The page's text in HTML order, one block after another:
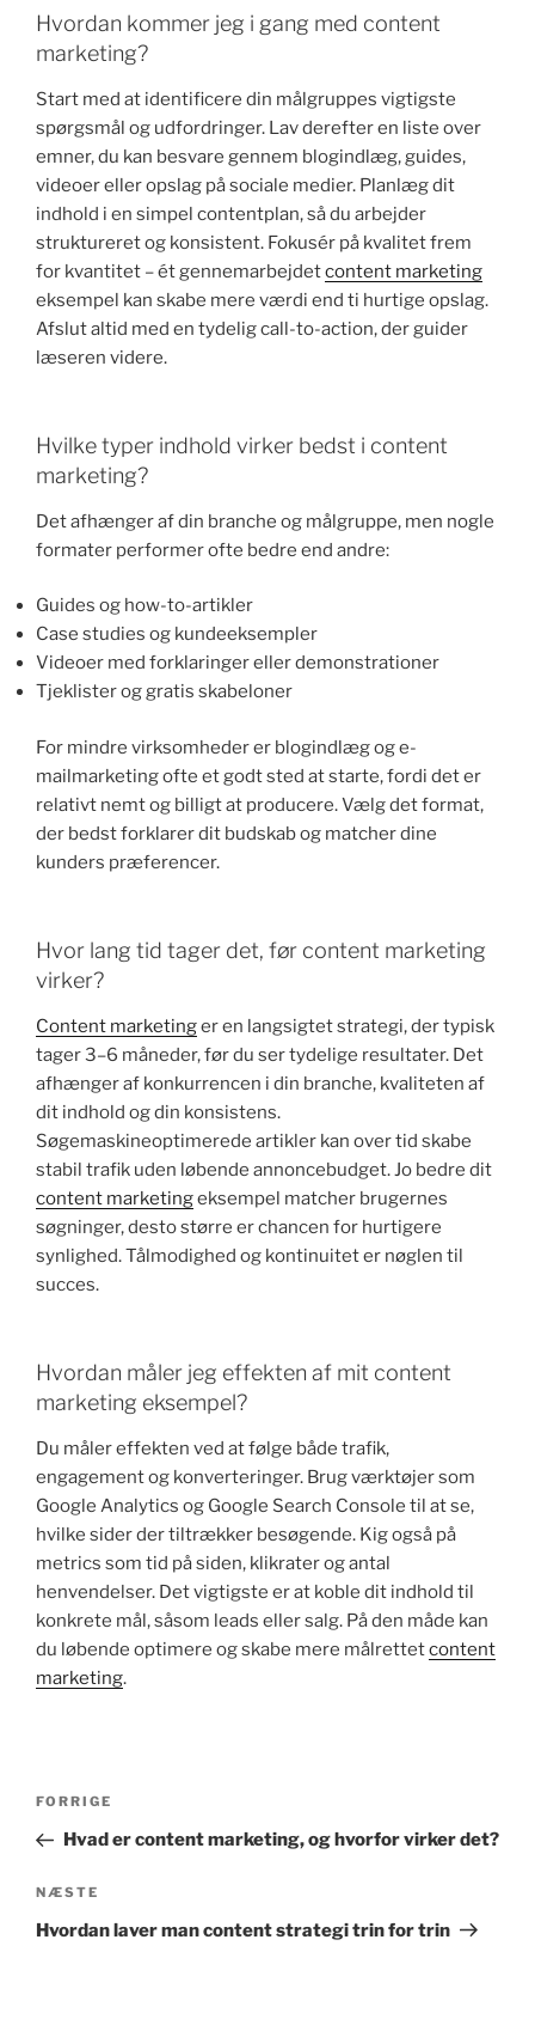
Hvordan kommer jeg i gang med content
marketing?
Start med at identificere din målgruppes vigtigste
spørgsmål og udfordringer. Lav derefter en liste over
emner, du kan besvare gennem blogindlæg, guides,
videoer eller opslag på sociale medier. Planlæg dit
indhold i en simpel contentplan, så du arbejder
struktureret og konsistent. Fokusér på kvalitet frem
for kvantitet – ét gennemarbejdetcontent marketing
eksempel kan skabe mere værdi end ti hurtige opslag.
Afslut altid med en tydelig call-to-action, der guider
læseren videre.
Hvilke typer indhold virker bedst i content
marketing?
Det afhænger af din branche og målgruppe, men nogle
formater performer ofte bedre end andre:
Guides og how-to-artikler
Case studies og kundeeksempler
Videoer med forklaringer eller demonstrationer
Tjeklister og gratis skabeloner
For mindre virksomheder er blogindlæg og e-
mailmarketing ofte et godt sted at starte, fordi det er
relativt nemt og billigt at producere. Vælg det format,
der bedst forklarer dit budskab og matcher dine
kunders præferencer.
Hvor lang tid tager det, før content marketing
virker?
Content marketinger en langsigtet strategi, der typisk
tager 3–6 måneder, før du ser tydelige resultater. Det
afhænger af konkurrencen i din branche, kvaliteten af
dit indhold og din konsistens.
Søgemaskineoptimerede artikler kan over tid skabe
stabil trafik uden løbende annoncebudget. Jo bedre dit
content marketingeksempel matcher brugernes
søgninger, desto større er chancen for hurtigere
synlighed. Tålmodighed og kontinuitet er nøglen til
succes.
Hvordan måler jeg effekten af mit content
marketing eksempel?
Du måler effekten ved at følge både trafik,
engagement og konverteringer. Brug værktøjer som
Google Analytics og Google Search Console til at se,
hvilke sider der tiltrækker besøgende. Kig også på
metrics som tid på siden, klikrater og antal
henvendelser. Det vigtigste er at koble dit indhold til
konkrete mål, såsom leads eller salg. På den måde kan
du løbende optimere og skabe mere målrettetcontent
marketing.
Indlægsnavigation
Forrige
indlæg
FORRIGE
Hvad er content marketing, og hvorfor virker det?
Næste
indlæg
NÆSTE
Hvordan laver man content strategi trin for trin